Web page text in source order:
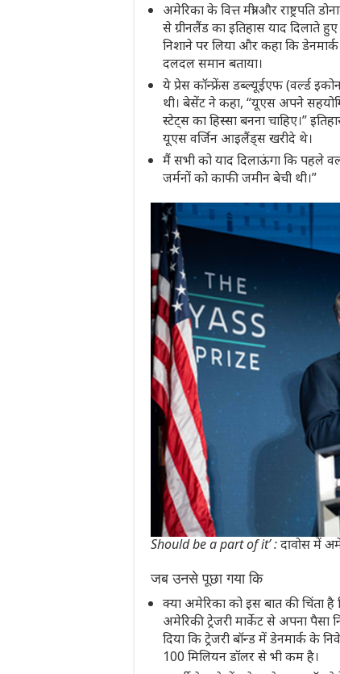
अमेरिका के वित्त मंत्री और राष्ट्रपति
से ग्रीनलैंड का इतिहास याद दिलाते
निशाने पर लिया और कहा कि
दलदल समान बताया।
ये प्रेस कॉन्फ्रेंस डब्ल्यूईएफ (वर्ल्ड
थी। बेसेंट ने कहा, “यूएस अपने
स्टेट्स का हिस्सा बनना चाहिए।”
यूएस वर्जिन आइलैंड्स खरीदे थे।
मैं सभी को याद दिलाऊंगा कि पहले
जर्मनों को काफी जमीन बेची थी।”
Should be a part of it’ : दावोस में
जब उनसे पूछा गया कि
क्या अमेरिका को इस बात की चिंता
अमेरिकी ट्रेजरी मार्केट से अपना
दिया कि ट्रेजरी बॉन्ड में डेनमार्क के
100 मिलियन डॉलर से भी कम है।